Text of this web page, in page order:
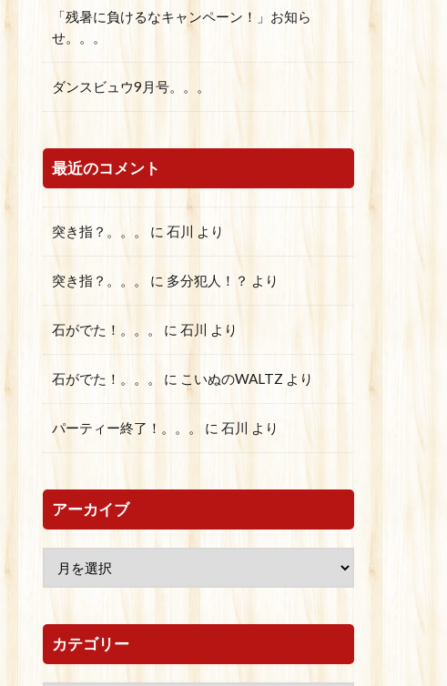
「残暑に負けるなキャンペーン！」お知ら
せ。。。
ダンスビュウ9月号。。。
最近のコメント
突き指？。。。 に 石川 より
突き指？。。。 に 多分犯人！？ より
石がでた！。。。 に 石川 より
石がでた！。。。 に こいぬのWALTZ より
パーティー終了！。。。 に 石川 より
アーカイブ
カテゴリー